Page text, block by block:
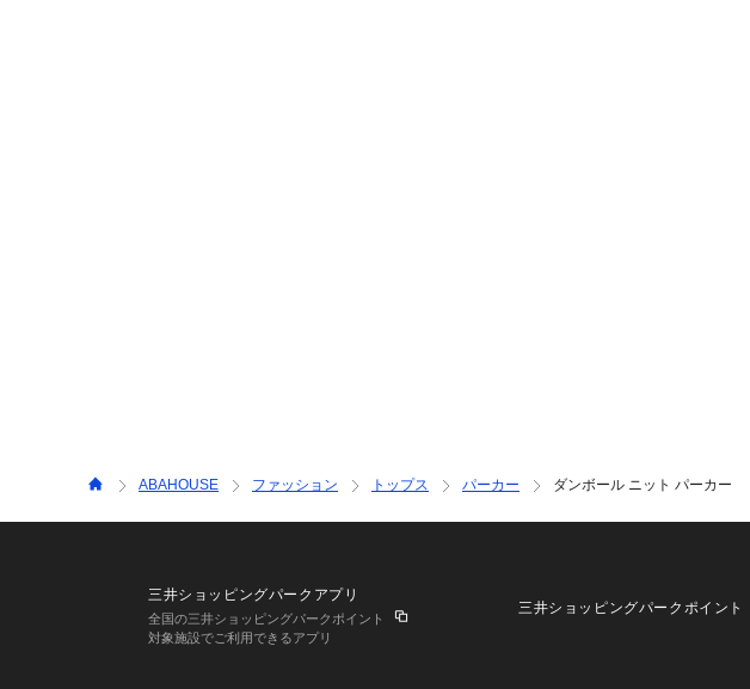
ABAHOUSE ファッション トップス パーカー ダンボール ニット パーカー
三井ショッピングパークアプリ
全国の三井ショッピングパークポイント
対象施設でご利用できるアプリ
三井ショッピングパークポイント